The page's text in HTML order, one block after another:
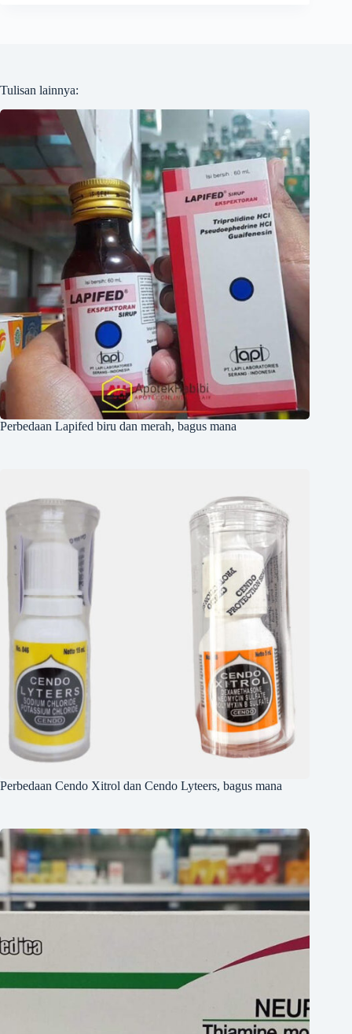
Tulisan lainnya:
Perbedaan Lapifed biru dan merah, bagus mana
Perbedaan Cendo Xitrol dan Cendo Lyteers, bagus mana